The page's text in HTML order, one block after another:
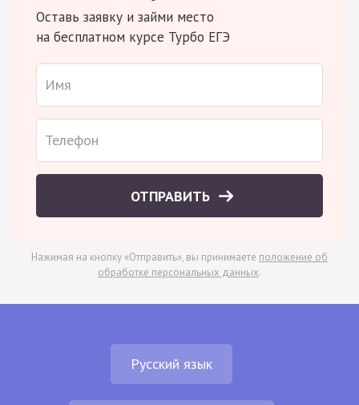
Оставь заявку и займи место
на бесплатном курсе Турбо ЕГЭ
ОТПРАВИТЬ
Нажимая на кнопку «Отправить», вы принимаете положение об
обработке персональных данных.
Русский язык